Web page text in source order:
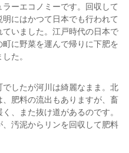
ーエコノミーです。回収して
にはかつて日本でも行われて
いました。江戸時代の日本で
に野菜を運んで帰りに下肥を
た。
したが河川は綺麗なまま。北
肥料の流出もありますが、畜
、また抜け道があるのです。
汚泥からリンを回収して肥料